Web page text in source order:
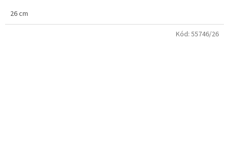
26 cm
Kód: 55746/26